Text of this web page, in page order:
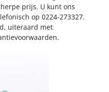
prijs. U kunt ons
op 0224-273327.
uiteraard met